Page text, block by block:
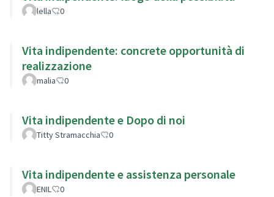
lella 0
Vita indipendente: concrete opportunità di
realizzazione
malia 0
Vita indipendente e Dopo di noi
Titty Stramacchia 0
Vita indipendente e assistenza personale
ENIL 0